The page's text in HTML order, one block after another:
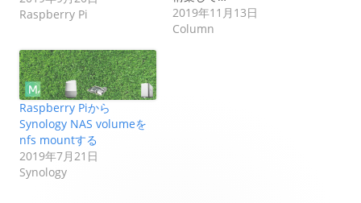
Raspberry Pi
2019年11月13日
Column
Raspberry Piから
Synology NAS volumeを
nfs mountする
2019年7月21日
Synology